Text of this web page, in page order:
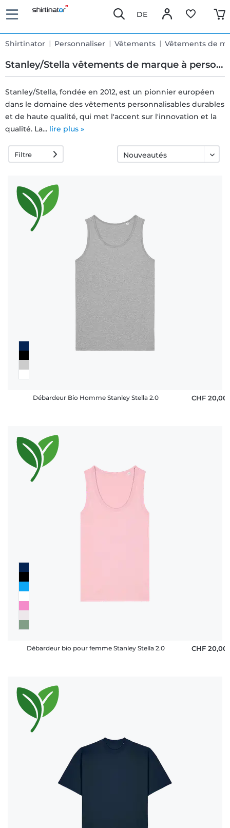
DE
Shirtinator Personnaliser Vêtements Vêtements de
Stanley/Stella vêtements de marque à personnaliser
Livraison
rapide
Échange
jours
Droit de
Stanley/Stella, fondée en 2012, est un pionnier européen
dans le domaine des vêtements personnalisables durables
et de haute qualité, qui met l'accent sur l'innovation et la
qualité. La... lire plus »
Filtre
Débardeur Bio Homme Stanley Stella 2.0 CHF 20,00
Débardeur bio pour femme Stanley Stella 2.0 CHF 20,00